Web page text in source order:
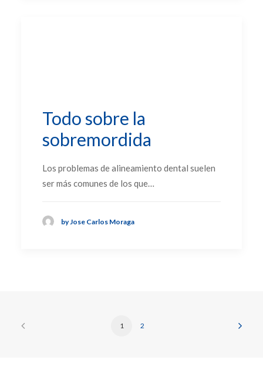
Todo sobre la
sobremordida
Los problemas de alineamiento dental suelen
ser más comunes de los que…
by Jose Carlos Moraga
1 2